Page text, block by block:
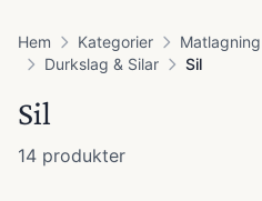
Hem Kategorier Matlagning
Durkslag & Silar
Sil
Sil
14 produkter